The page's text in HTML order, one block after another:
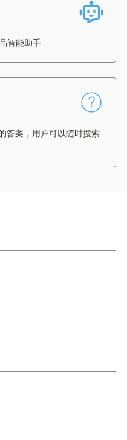
智能助手
答案，用户可以随时搜索